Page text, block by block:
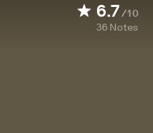
6.7/10
36 Notes